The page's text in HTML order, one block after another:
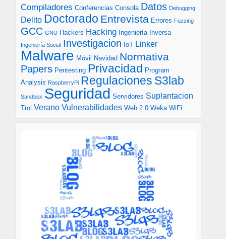
Compiladores Conferencias Consola Datos Debugging
Delito Doctorado Entrevista Errores Fuzzing
GCC GNU Hackers Hacking Ingeniería Inversa
Ingeniería Social Investigacion IoT Linker
Malware Móvil Navidad Normativa
Papers Pentesting Privacidad Program
Analysis RaspberryPi Regulaciones S3lab
Sandbox Seguridad Servidores Suplantacion
Trol Verano Vulnerabilidades Web 2.0 Weka WiFi